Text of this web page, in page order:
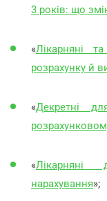
3 років: що
«Лікарняні
розрахунку й
«Декретні
«Лікарняні
нарахування»;